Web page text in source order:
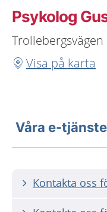
Psykolog
Trollebergsvägen
Visa på karta
Våra e-
Kontakta oss